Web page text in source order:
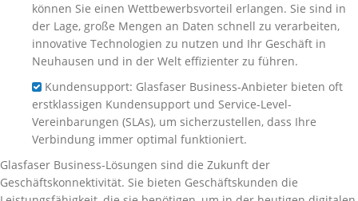
können Sie einen Wettbewerbsvorteil erlangen. Sie sind in
der Lage, große Mengen an Daten schnell zu verarbeiten,
innovative Technologien zu nutzen und Ihr Geschäft in
Neuhausen und in der Welt effizienter zu führen.
Kundensupport: Glasfaser Business-Anbieter bieten oft
erstklassigen Kundensupport und Service-Level-
Vereinbarungen (SLAs), um sicherzustellen, dass Ihre
Verbindung immer optimal funktioniert.
Glasfaser Business-Lösungen sind die Zukunft der
Geschäftskonnektivität. Sie bieten Geschäftskunden die